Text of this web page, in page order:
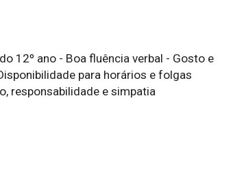
12º ano - Boa fluência verbal - Gosto e
para horários e folgas
responsabilidade e simpatia